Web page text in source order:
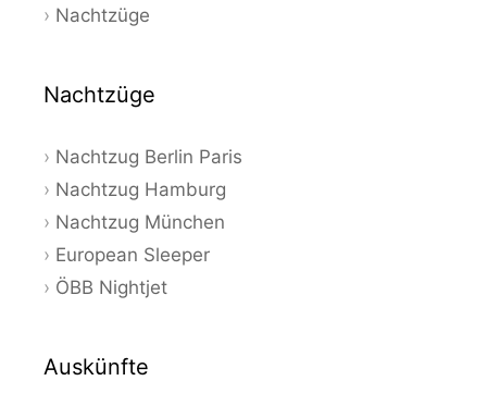
Nachtzüge
Nachtzüge
Nachtzug Berlin Paris
Nachtzug Hamburg
Nachtzug München
European Sleeper
ÖBB Nightjet
Auskünfte